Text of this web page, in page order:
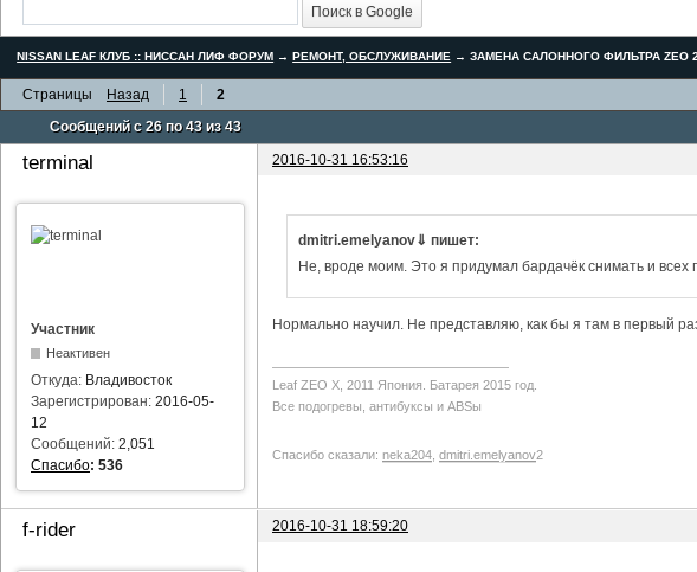
NISSAN LEAF КЛУБ :: НИССАН ЛИФ ФОРУМ → РЕМОНТ, ОБСЛУЖИВАНИЕ →ЗАМЕНА САЛОННОГО ФИЛЬТРА ZEO
Страницы Назад 1
2
Сообщений с 26 по 43 из 43
terminal 2016-10-31 16:53:16
Участник
Неактивен
Откуда: Владивосток
Зарегистрирован: 2016-05-
12
Сообщений: 2,051
Спасибо: 536
dmitri.emelyanov⇓ пишет:
Не, вроде моим. Это я придумал бардачёк снимать и всех
Нормально научил. Не представляю, как бы я там в первый
Leaf ZEO Х, 2011 Япония. Батарея 2015 год.
Все подогревы, антибуксы и ABSы
Спасибо сказали: neka204 dmitri.emelyanov2
f-rider 2016-10-31 18:59:20